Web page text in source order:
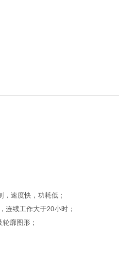
速度快，功耗低；
连续工作大于20小时；
廓图形；